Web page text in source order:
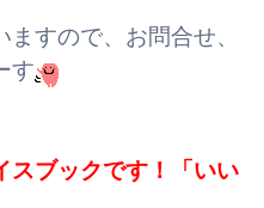
すので、お問合せ、
す
ブックです！
「いい